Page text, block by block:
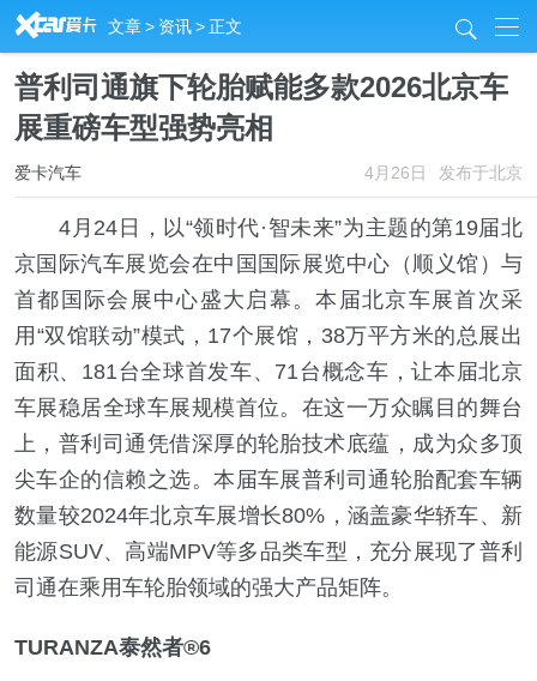
R 文章> 资讯>正文 j
普利司通旗下轮胎赋能多款2026北京车
展重磅车型强势亮相
4月26日 发布于北京
爱卡汽车
4月24日，以“领时代·智未来”为主题的第19届北
京国际汽车展览会在中国国际展览中心（顺义馆）与
首都国际会展中心盛大启幕。本届北京车展首次采
用“双馆联动”模式，17个展馆，38万平方米的总展出
面积、181台全球首发车、71台概念车，让本届北京
车展稳居全球车展规模首位。在这一万众瞩目的舞台
上，普利司通凭借深厚的轮胎技术底蕴，成为众多顶
尖车企的信赖之选。本届车展普利司通轮胎配套车辆
数量较2024年北京车展增长80%，涵盖豪华轿车、新
能源SUV、高端MPV等多品类车型，充分展现了普利
司通在乘用车轮胎领域的强大产品矩阵。
TURANZA泰然者®6